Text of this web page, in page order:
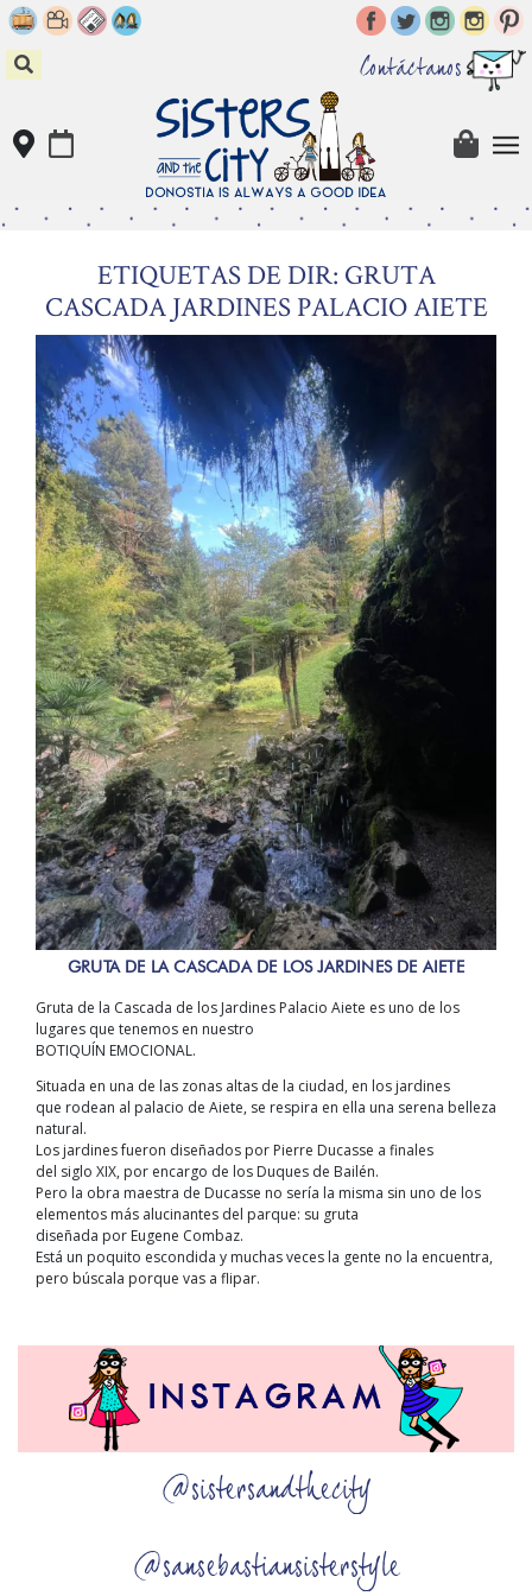
Skip
to
content
Contáctanos
ETIQUETAS DE DIR: GRUTA
CASCADA JARDINES PALACIO AIETE
GRUTA DE LA CASCADA DE LOS JARDINES DE AIETE
Gruta de la Cascada de los Jardines Palacio Aiete es uno de los
lugares que tenemos en nuestro
BOTIQUÍN EMOCIONAL.
Situada en una de las zonas altas de la ciudad, en los jardines
que rodean al palacio de Aiete, se respira en ella una serena belleza
natural.
Los jardines fueron diseñados por Pierre Ducasse a finales
del siglo XIX, por encargo de los Duques de Bailén.
Pero la obra maestra de Ducasse no sería la misma sin uno de los
elementos más alucinantes del parque: su gruta
diseñada por Eugene Combaz.
Está un poquito escondida y muchas veces la gente no la encuentra,
pero búscala porque vas a flipar.
@sistersandthecity
@sansebastiansisterstyle